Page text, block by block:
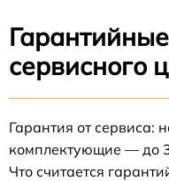
сервисного
Гарантия от сервиса:
комплектующие — до
Что считается